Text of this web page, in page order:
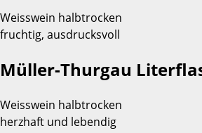
Weisswein halbtrocken
fruchtig, ausdrucksvoll
Müller-Thurgau
Weisswein halbtrocken
herzhaft und lebendig